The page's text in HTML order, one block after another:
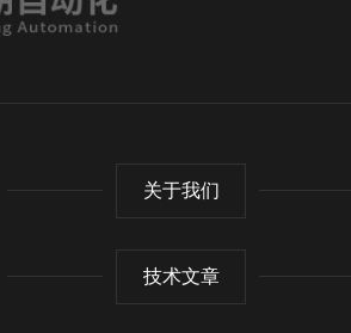
关于我们
技术文章